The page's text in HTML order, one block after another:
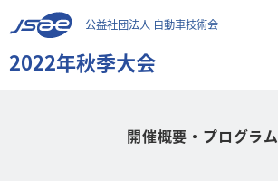
2022年秋季大会
公益社団法人 自動車技術会
開催概要・プログラム